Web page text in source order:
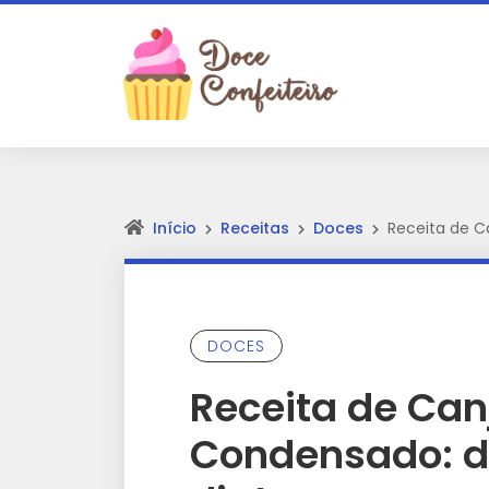
Início Receitas Doces Receita de
DOCES
Receita de
Condensado: